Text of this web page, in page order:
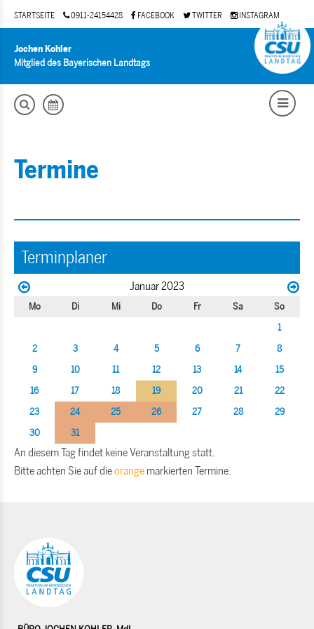
STARTSEITE 0911-24154428 FACEBOOK TWITTER INSTAGRAM
Jochen Kohler
Mitglied des Bayerischen Landtags
Termine
Terminplaner
Januar 2023
Mo Di Mi Do Fr Sa
So
1
2
3 4 5 6 7
8
9
10 11 12 13 14
15
16
17 18 19 20 21
22
23
24 25 26 27 28
29
30
31
An diesem Tag findet keine Veranstaltung statt.
Bitte achten Sie auf dieorange markierten Termine.